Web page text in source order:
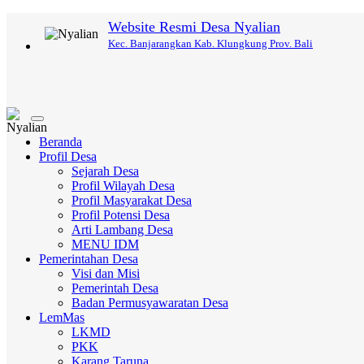
Website Resmi Desa Nyalian
Kec. Banjarangkan Kab. Klungkung Prov. Bali
Toggle
navigation
Beranda
Profil Desa
Sejarah Desa
Profil Wilayah Desa
Profil Masyarakat Desa
Profil Potensi Desa
Arti Lambang Desa
MENU IDM
Pemerintahan Desa
Visi dan Misi
Pemerintah Desa
Badan Permusyawaratan Desa
LemMas
LKMD
PKK
Karang Taruna